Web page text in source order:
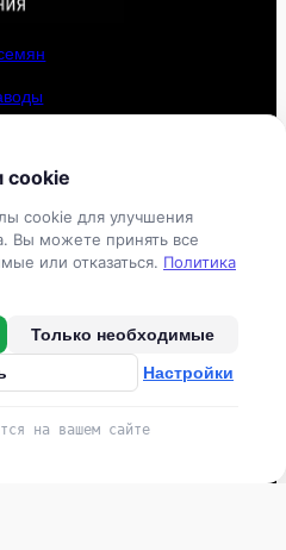
cookie
cookie для улучшения
Вы можете принять все
или отказаться. Политика
Только необходимые
Настройки
на вашем сайте